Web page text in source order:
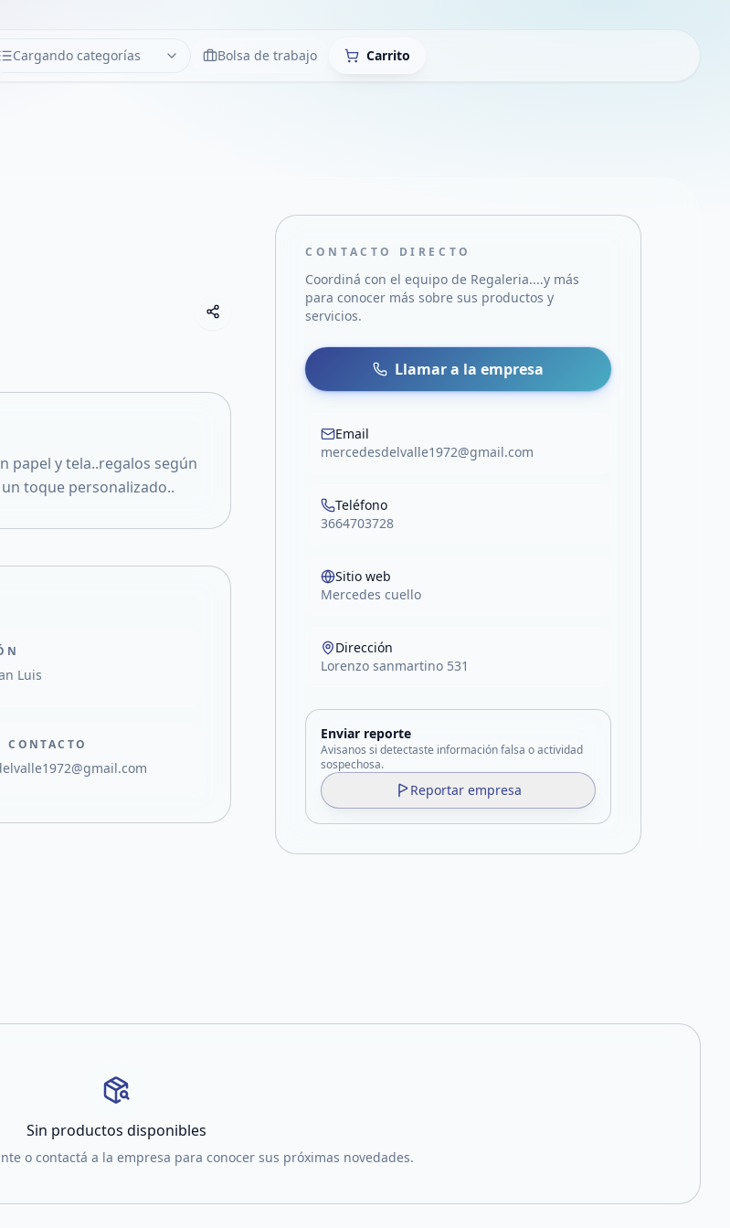
Cargando categorías
CATEGORÍAS LimpiarBolsa de trabajo Carrito
Compartir empresa
Compartir por WhatsApp
Compartir por mail
Compartir en Facebook
papel y tela..regalos según
toque personalizado..
Luis
CONTACTO
CONTACTO DIRECTO
Coordiná con el equipo de Regaleria....y más
para conocer más sobre sus productos y
servicios.
Llamar a la empresa
Email
mercedesdelvalle1972@gmail.com
Teléfono
3664703728
Sitio web
Mercedes cuello
Dirección
Lorenzo sanmartino 531
Enviar reporte
Avisanos si detectaste información falsa o actividad
sospechosa.
Reportar empresa
Sin productos disponibles
o contactá a la empresa para conocer sus próximas novedades.